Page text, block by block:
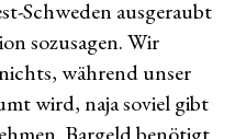
Schweden ausgeraubt
sozusagen. Wir
während unser
wird, naja soviel gibt